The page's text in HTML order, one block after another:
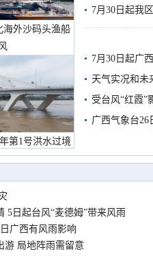
海外沙码头渔船
第1号洪水过境
证汛况
7月30日起我
7月30日起广
天气实况和未
受台风“红霞”
有较强降雨
广西气象台26
5日起台风“麦德姆”带来风雨
广西有风雨影响
游 局地阵雨需留意